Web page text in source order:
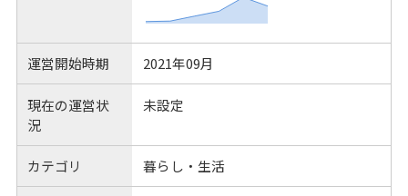
運営開始時期 2021年09月
現在の運営状
況
未設定
カテゴリ 暮らし・生活